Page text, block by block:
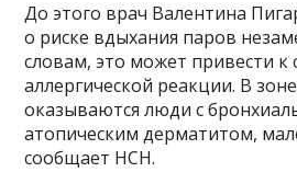
До этого врач Валентина
о риске вдыхания паров
словам, это может привести к
аллергической реакции. В
оказываются люди с
атопическим дерматитом,
сообщает НСН.